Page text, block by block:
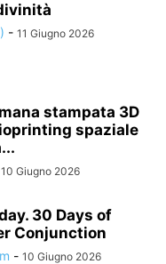
- 11 Giugno 2026
stampata 3D
spaziale
10 Giugno 2026
30 Days of
Conjunction
- 10 Giugno 2026